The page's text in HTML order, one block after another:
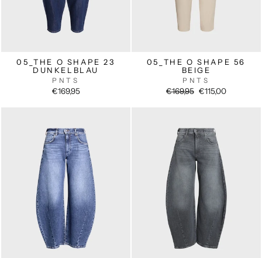
05_THE O SHAPE 23
DUNKELBLAU
PNTS
€169,95
05_THE O SHAPE 56
BEIGE
PNTS
Normaler
€169,95 Sonderpreis
€115,00